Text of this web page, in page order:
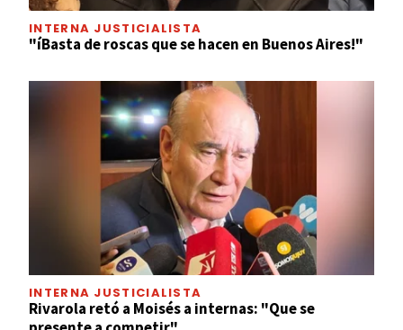
INTERNA JUSTICIALISTA
"íBasta de roscas que se hacen en Buenos Aires!"
INTERNA JUSTICIALISTA
Rivarola retó a Moisés a internas: "Que se